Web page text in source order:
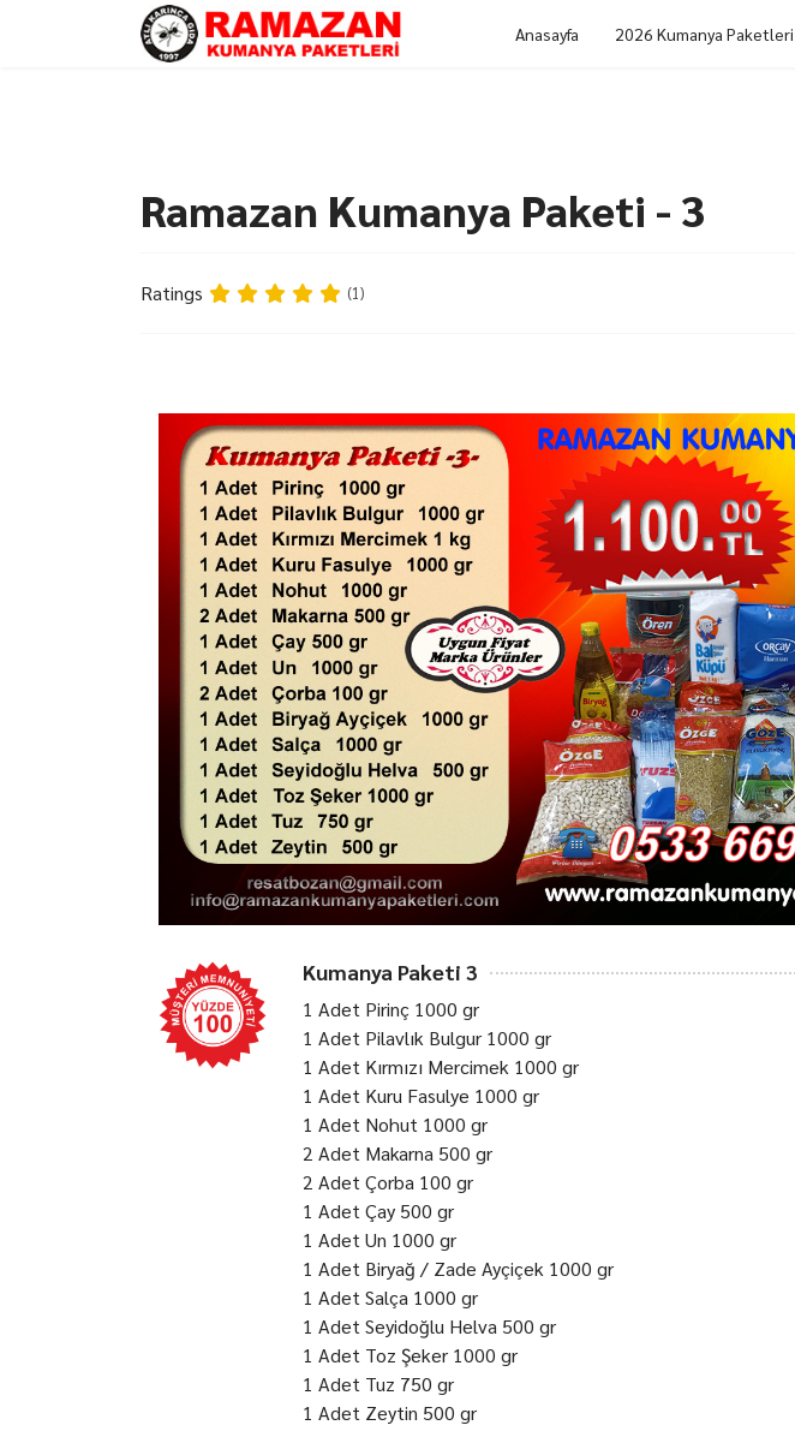
Anasayfa 2026 Kumanya Paketleri
Ramazan Kumanya Paketi - 3
Ratings (1)
Kumanya Paketi 3
1 Adet Pirinç 1000 gr
1 Adet Pilavlık Bulgur 1000 gr
1 Adet Kırmızı Mercimek 1000 gr
1 Adet Kuru Fasulye 1000 gr
1 Adet Nohut 1000 gr
2 Adet Makarna 500 gr
2 Adet Çorba 100 gr
1 Adet Çay 500 gr
1 Adet Un 1000 gr
1 Adet Biryağ / Zade Ayçiçek 1000 gr
1 Adet Salça 1000 gr
1 Adet Seyidoğlu Helva 500 gr
1 Adet Toz Şeker 1000 gr
1 Adet Tuz 750 gr
1 Adet Zeytin 500 gr